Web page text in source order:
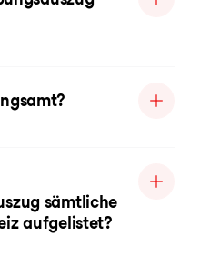
sämtliche
aufgelistet?